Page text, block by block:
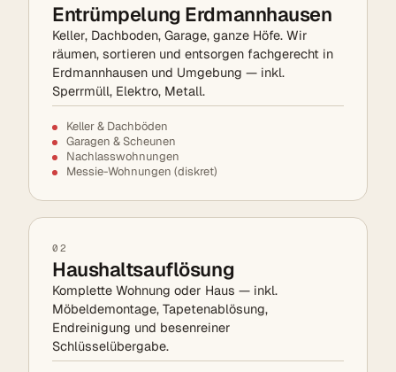
Entrümpelung Erdmannhausen
Keller, Dachboden, Garage, ganze Höfe. Wir
räumen, sortieren und entsorgen fachgerecht in
Erdmannhausen und Umgebung — inkl.
Sperrmüll, Elektro, Metall.
Keller & Dachböden
Garagen & Scheunen
Nachlasswohnungen
Messie-Wohnungen (diskret)
02
Haushaltsauflösung
Komplette Wohnung oder Haus — inkl.
Möbeldemontage, Tapetenablösung,
Endreinigung und besenreiner
Schlüsselübergabe.